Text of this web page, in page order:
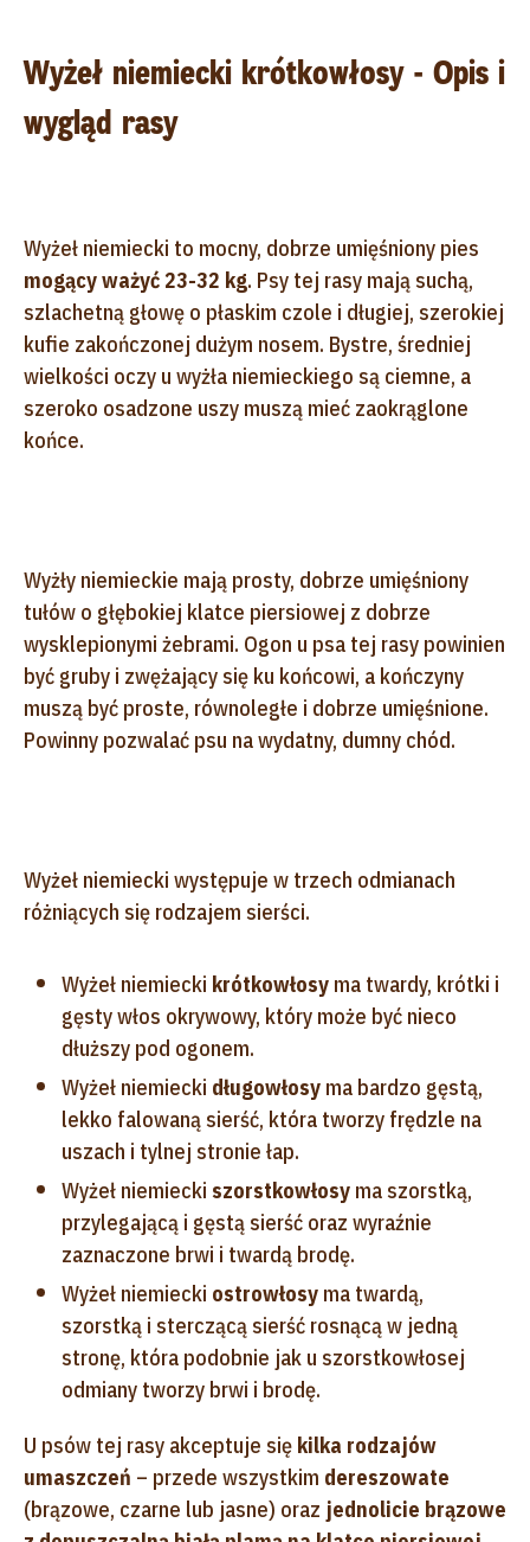
Wyżeł niemiecki krótkowłosy - Opis i
wygląd rasy
Wyżeł niemiecki to mocny, dobrze umięśniony pies
mogący ważyć 23-32 kg. Psy tej rasy mają suchą,
szlachetną głowę o płaskim czole i długiej, szerokiej
kufie zakończonej dużym nosem. Bystre, średniej
wielkości oczy u wyżła niemieckiego są ciemne, a
szeroko osadzone uszy muszą mieć zaokrąglone
końce.
Wyżły niemieckie mają prosty, dobrze umięśniony
tułów o głębokiej klatce piersiowej z dobrze
wysklepionymi żebrami. Ogon u psa tej rasy powinien
być gruby i zwężający się ku końcowi, a kończyny
muszą być proste, równoległe i dobrze umięśnione.
Powinny pozwalać psu na wydatny, dumny chód.
Wyżeł niemiecki występuje w trzech odmianach
różniących się rodzajem sierści.
Wyżeł niemiecki krótkowłosy ma twardy, krótki i
gęsty włos okrywowy, który może być nieco
dłuższy pod ogonem.
Wyżeł niemiecki długowłosy ma bardzo gęstą,
lekko falowaną sierść, która tworzy frędzle na
uszach i tylnej stronie łap.
Wyżeł niemiecki szorstkowłosy ma szorstką,
przylegającą i gęstą sierść oraz wyraźnie
zaznaczone brwi i twardą brodę.
Wyżeł niemiecki ostrowłosy ma twardą,
szorstką i sterczącą sierść rosnącą w jedną
stronę, która podobnie jak u szorstkowłosej
odmiany tworzy brwi i brodę.
U psów tej rasy akceptuje się kilka rodzajów
umaszczeń – przede wszystkim dereszowate
(brązowe, czarne lub jasne) oraz jednolicie brązowe